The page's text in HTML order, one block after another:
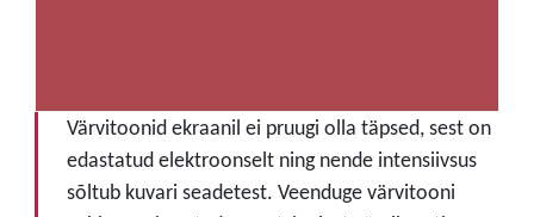
Värvitoonid ekraanil ei pruugi olla täpsed, sest on
edastatud elektroonselt ning nende intensiivsus
sõltub kuvari seadetest. Veenduge värvitooni